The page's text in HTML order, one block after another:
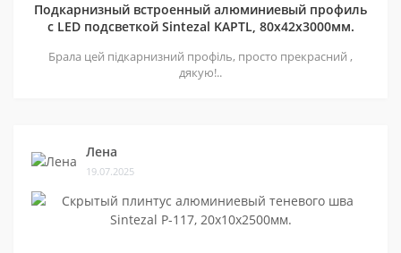
Подкарнизный встроенный алюминиевый профиль
с LED подсветкой Sintezal KAPTL, 80х42x3000мм.
Брала цей підкарнизний профіль, просто прекрасний ,
дякую!..
Лена
19.07.2025